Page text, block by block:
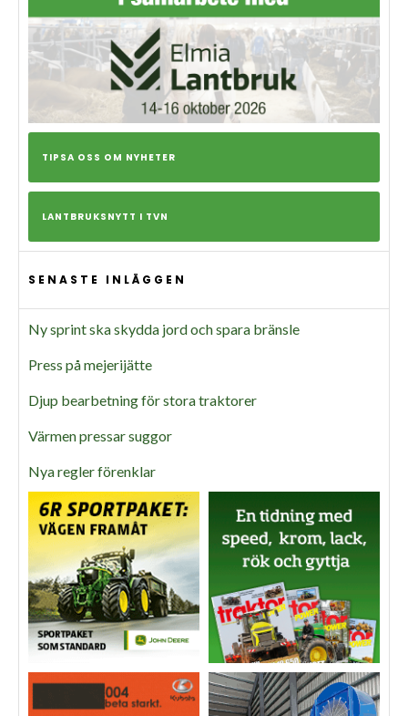
TIPSA OSS OM NYHETER
LANTBRUKSNYTT I TVN
SENASTE INLÄGGEN
Ny sprint ska skydda jord och spara bränsle
Press på mejerijätte
Djup bearbetning för stora traktorer
Värmen pressar suggor
Nya regler förenklar